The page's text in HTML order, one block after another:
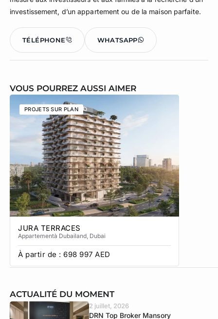
investissement, d’un appartement ou de la maison parfaite.
TÉLÉPHONE WHATSAPP
VOUS POURREZ AUSSI AIMER
PROJETS SUR PLAN
JURA TERRACES
Appartementà Dubailand , Dubai
À partir de : 698 997 AED
ACTUALITÉ DU MOMENT
2 juillet, 2026
DRN Top Broker Mansory